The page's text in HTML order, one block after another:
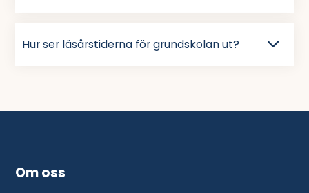
Hur ser läsårstiderna för grundskolan ut?
Om oss